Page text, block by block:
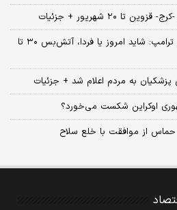
۲۰ شهریور + جزئیات
توافق نزدیک است؟/ ادعای وزیر ترامپ: شاید امروز یا فردا، آتش‌بس ۳۰ تا
به مردم اعلام شد + جزئیات
اوکراین شکست می‌خورد؟
از موافقت با خلع سلاح